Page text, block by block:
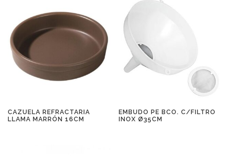
CAZUELA REFRACTARIA
LLAMA MARRÓN 16CM
EMBUDO PE BCO. C/FILTRO
INOX Ø35CM